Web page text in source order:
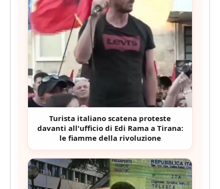
Turista italiano scatena proteste
davanti all'ufficio di Edi Rama a Tirana:
le fiamme della rivoluzione